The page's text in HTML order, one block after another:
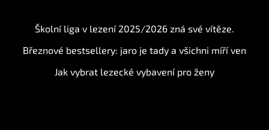
Školní liga v lezení 2025/2026 zná své vítěze.
Březnové bestsellery: jaro je tady a všichni míří ven
Jak vybrat lezecké vybavení pro ženy